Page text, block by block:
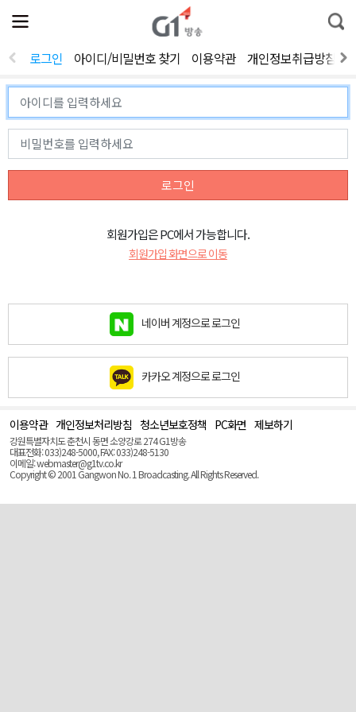
전
체
뉴
열
통
합
색
로그인 아이디/비밀번호 찾기 이용약관 개인정보취급방침
로그인
회원가입은 PC에서 가능합니다.
회원가입 화면으로 이동
네이버 계정으로 로그인
카카오 계정으로 로그인
이용약관 개인정보처리방침 청소년보호정책 PC화면 제보하기
강원특별자치도 춘천시 동면 소양강로 274 G1방송
대표전화: 033)248-5000, FAX: 033)248-5130
이메일: webmaster@g1tv.co.kr
Copyright © 2001 Gangwon No. 1 Broadcasting. All Rights Reserved.